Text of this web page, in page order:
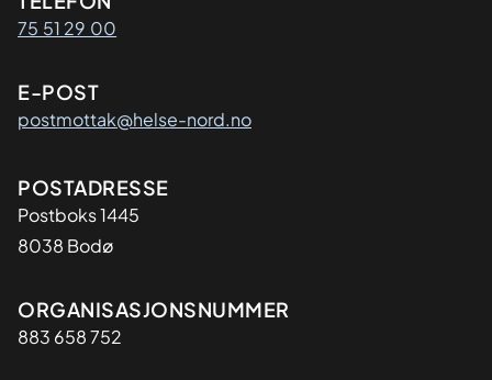
75 51 29 00
E-POST
postmottak@helse-nord.no
Adresse
POSTADRESSE
Postboks 1445
8038 Bodø
Organisasjon
ORGANISASJONSNUMMER
883 658 752